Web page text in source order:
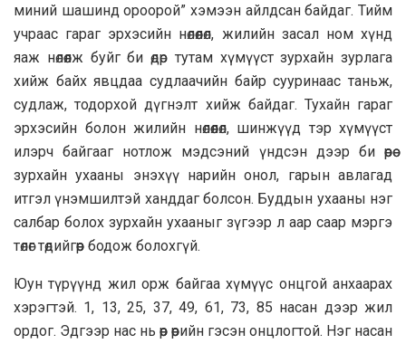
миний шашинд ороорой” хэмээн айлдсан байдаг. Тийм
учраас гараг эрхэсийн нөлөөлөл, жилийн засал ном хүнд
яаж нөлөөлж буйг би өдөр тутам хүмүүст зурхайн зурлага
хийж байх явцдаа судлаачийн байр сууринаас таньж,
судлаж, тодорхой дүгнэлт хийж байдаг. Тухайн гараг
эрхэсийн болон жилийн нөлөөлөл, шинжүүд тэр хүмүүст
илэрч байгааг нотлож мэдсэний үндсэн дээр би өөрөө
зурхайн ухааны энэхүү нарийн онол, гарын авлагад
итгэл үнэмшилтэй ханддаг болсон. Буддын yxaaны нэг
салбар болох зурхайн ухaaныг зүгээр л аар саар мэргэ
төлөг төдийгөөр бодож болохгүй.
Юун түрүүнд жил орж байгаа хүмүүс онцгой анхаарах
хэрэгтэй. 1, 13, 25, 37, 49, 61, 73, 85 насан дээр жил
ордог. Эдгээр нас нь өөр өөрийн гэсэн онцлогтой. Нэг насан